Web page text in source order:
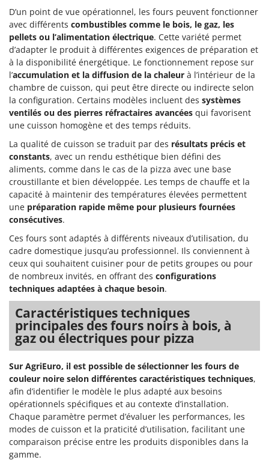
D’un point de vue opérationnel, les fours peuvent fonctionner
avec différents combustibles comme le bois, le gaz, les
pellets ou l’alimentation électrique. Cette variété permet
d’adapter le produit à différentes exigences de préparation et
à la disponibilité énergétique. Le fonctionnement repose sur
l’accumulation et la diffusion de la chaleur à l’intérieur de la
chambre de cuisson, qui peut être directe ou indirecte selon
la configuration. Certains modèles incluent des systèmes
ventilés ou des pierres réfractaires avancées qui favorisent
une cuisson homogène et des temps réduits.
La qualité de cuisson se traduit par des résultats précis et
constants, avec un rendu esthétique bien défini des
aliments, comme dans le cas de la pizza avec une base
croustillante et bien développée. Les temps de chauffe et la
capacité à maintenir des températures élevées permettent
une préparation rapide même pour plusieurs fournées
consécutives.
Ces fours sont adaptés à différents niveaux d’utilisation, du
cadre domestique jusqu’au professionnel. Ils conviennent à
ceux qui souhaitent cuisiner pour de petits groupes ou pour
de nombreux invités, en offrant des configurations
techniques adaptées à chaque besoin.
Caractéristiques techniques
principales des fours noirs à bois, à
gaz ou électriques pour pizza
Sur AgriEuro, il est possible de sélectionner les fours de
couleur noire selon différentes caractéristiques techniques,
afin d’identifier le modèle le plus adapté aux besoins
opérationnels spécifiques et au contexte d’installation.
Chaque paramètre permet d’évaluer les performances, les
modes de cuisson et la praticité d’utilisation, facilitant une
comparaison précise entre les produits disponibles dans la
gamme.